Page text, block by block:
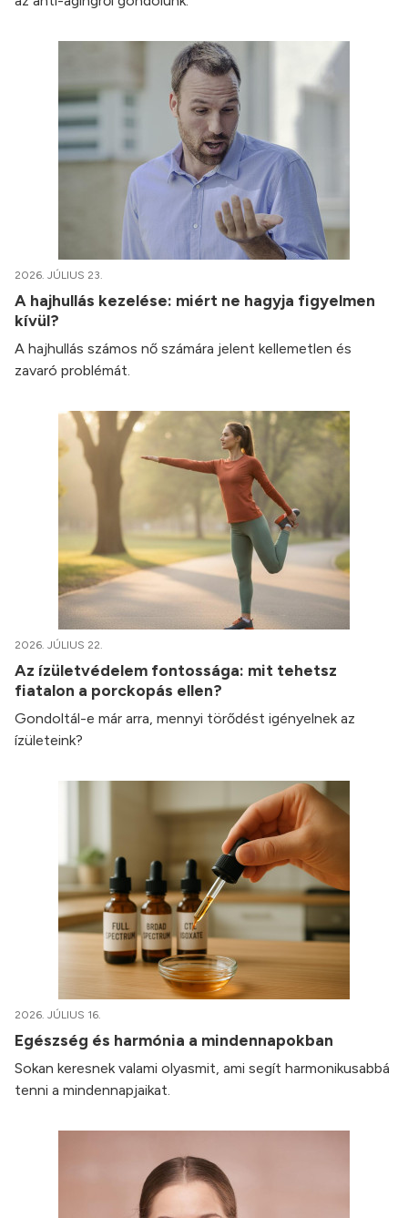
2026. JÚLIUS 23.
A hajhullás kezelése: miért ne hagyja figyelmen
kívül?
A hajhullás számos nő számára jelent kellemetlen és
zavaró problémát.
2026. JÚLIUS 22.
Az ízületvédelem fontossága: mit tehetsz
fiatalon a porckopás ellen?
Gondoltál-e már arra, mennyi törődést igényelnek az
ízületeink?
2026. JÚLIUS 16.
Egészség és harmónia a mindennapokban
Sokan keresnek valami olyasmit, ami segít harmonikusabbá
tenni a mindennapjaikat.